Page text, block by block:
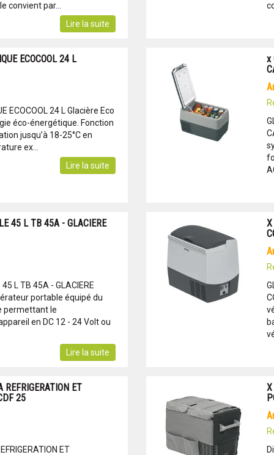
convient par...
Lire la suite
ECOCOOL 24 L
ECOCOOL 24 L Glacière Eco
éco-énergétique. Fonction
jusqu’à 18-25°C en
ex...
Lire la suite
x
45 L TB 45A - GLACIERE
45 L TB 45A - GLACIERE
portable équipé du
permettant le
en DC 12 - 24 Volt ou
Lire la suite
X
REFRIGERATION ET
25
ET
X